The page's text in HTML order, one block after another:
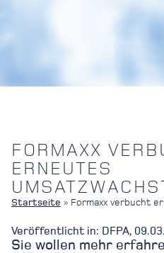
FORMAXX
ERNEUTES
Startseite » Formaxx verbucht
Veröffentlicht in: DFPA,
Sie wollen mehr